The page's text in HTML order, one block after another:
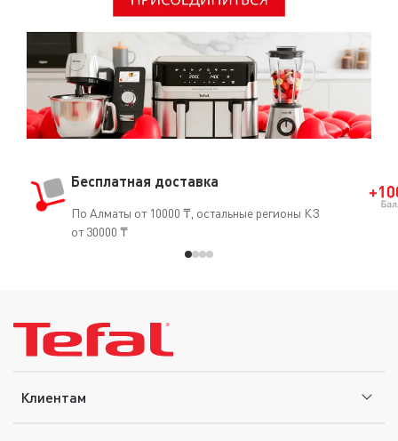
безопасен для использования, свидетельствует и тот
факт, что он часто применяется в медицине
(кардиостимуляторы, искусственные артерии, протезы
и т.д.).
Бесплатная доставка
По Алматы от 10000 ₸, остальные регионы КЗ
от 30000 ₸
Клиентам